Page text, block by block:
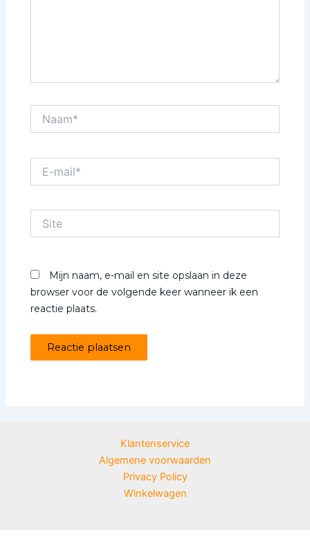
mail*
Mijn naam, e-mail en site opslaan in deze
browser voor de volgende keer wanneer ik een
reactie plaats.
Klantenservice
Algemene voorwaarden
Privacy Policy
Winkelwagen